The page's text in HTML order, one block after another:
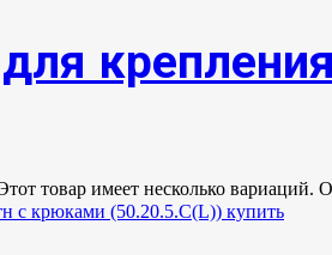
товар имеет несколько